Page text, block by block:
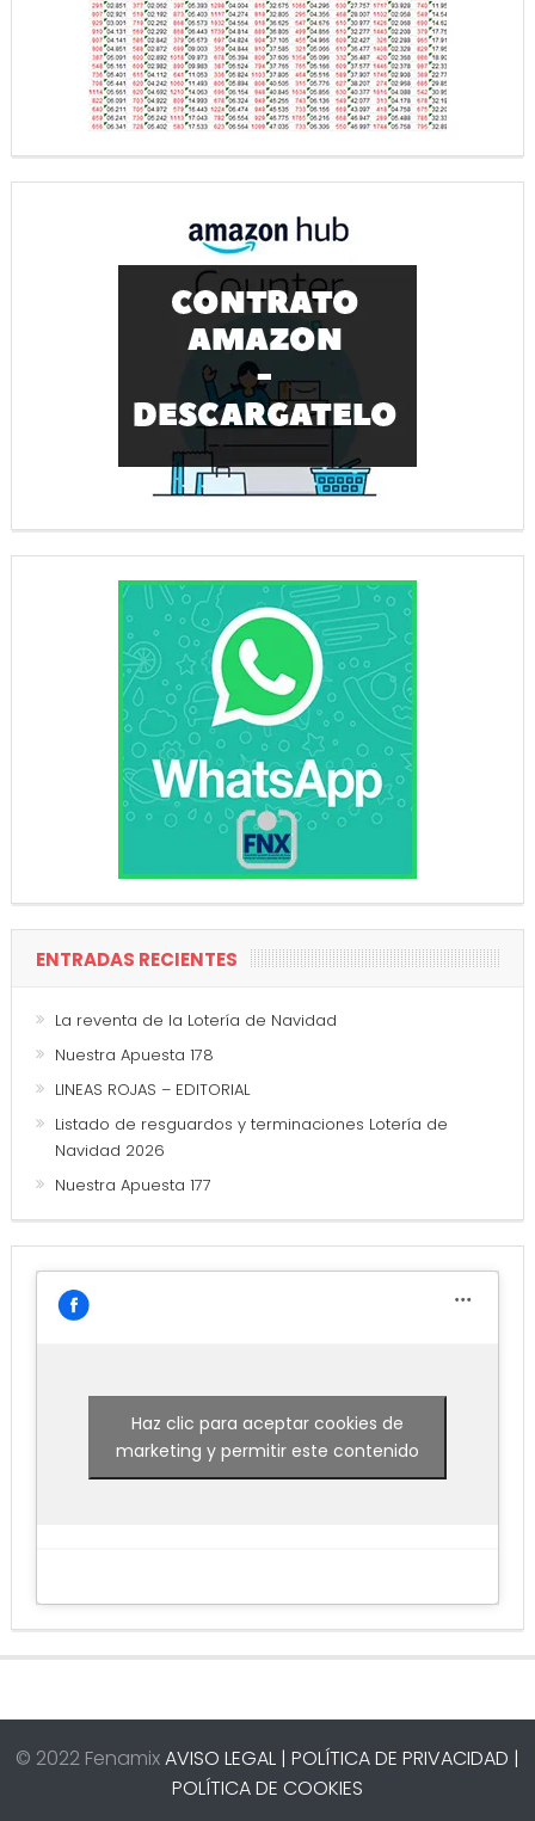
ENTRADAS RECIENTES
La reventa de la Lotería de Navidad
Nuestra Apuesta 178
LINEAS ROJAS – EDITORIAL
Listado de resguardos y terminaciones Lotería de
Navidad 2026
Nuestra Apuesta 177
Haz clic para aceptar cookies de
marketing y permitir este contenido
© 2022 FenamixAVISO LEGAL | POLÍTICA DE PRIVACIDAD |
POLÍTICA DE COOKIES